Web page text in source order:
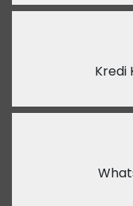
Kredi